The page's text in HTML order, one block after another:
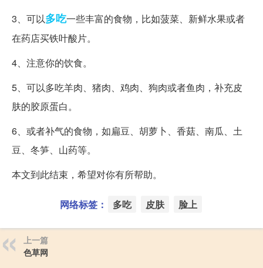
3、可以多吃一些丰富的食物，比如菠菜、新鲜水果或者
在药店买铁叶酸片。
4、注意你的饮食。
5、可以多吃羊肉、猪肉、鸡肉、狗肉或者鱼肉，补充皮
肤的胶原蛋白。
6、或者补气的食物，如扁豆、胡萝卜、香菇、南瓜、土
豆、冬笋、山药等。
本文到此结束，希望对你有所帮助。
网络标签： 多吃 皮肤 脸上
上一篇
色草网